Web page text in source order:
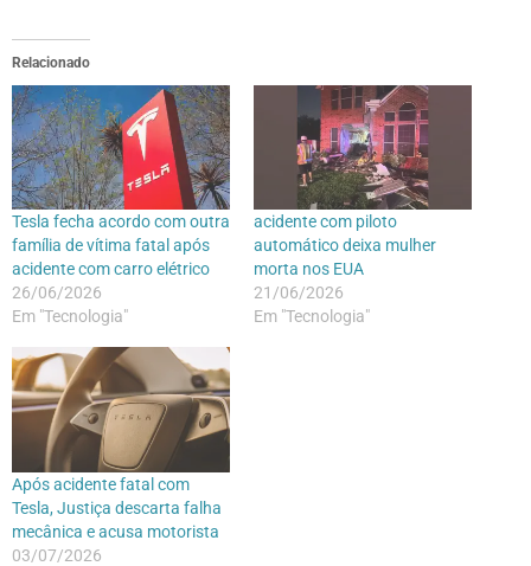
Relacionado
Tesla fecha acordo com outra
família de vítima fatal após
acidente com carro elétrico
26/06/2026
Em "Tecnologia"
acidente com piloto
automático deixa mulher
morta nos EUA
21/06/2026
Em "Tecnologia"
Após acidente fatal com
Tesla, Justiça descarta falha
mecânica e acusa motorista
03/07/2026